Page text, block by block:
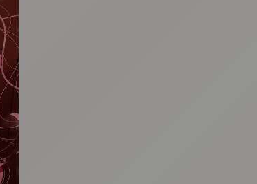
:692.15.692.2:t-vnqp.lunrzsdszk.vn.oi